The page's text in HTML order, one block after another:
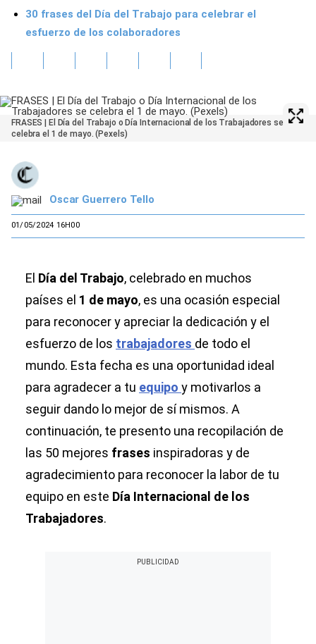
30 frases del Día del Trabajo para celebrar el
esfuerzo de los colaboradores
FRASES | El Día del Trabajo o Día Internacional de los Trabajadores se
celebra el 1 de mayo. (Pexels)
Oscar Guerrero Tello
01/05/2024 16H00
El Día del Trabajo, celebrado en muchos
países el 1 de mayo, es una ocasión especial
para reconocer y apreciar la dedicación y el
esfuerzo de los trabajadores de todo el
mundo. Esta fecha es una oportunidad ideal
para agradecer a tu equipo y motivarlos a
seguir dando lo mejor de sí mismos. A
continuación, te presento una recopilación de
las 50 mejores frases inspiradoras y de
agradecimiento para reconocer la labor de tu
equipo en este Día Internacional de los
Trabajadores.